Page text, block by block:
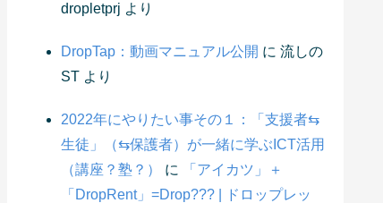
dropletprj より
DropTap：動画マニュアル公開 に 流しの
ST より
2022年にやりたい事その１：「支援者⇆
生徒」（⇆保護者）が一緒に学ぶICT活用
（講座？塾？）
に
「アイカツ」＋
「DropRent」=Drop??? | ドロップレッ